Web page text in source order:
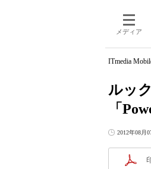
メディア
ITmedia
ルッ
「
2012年08月